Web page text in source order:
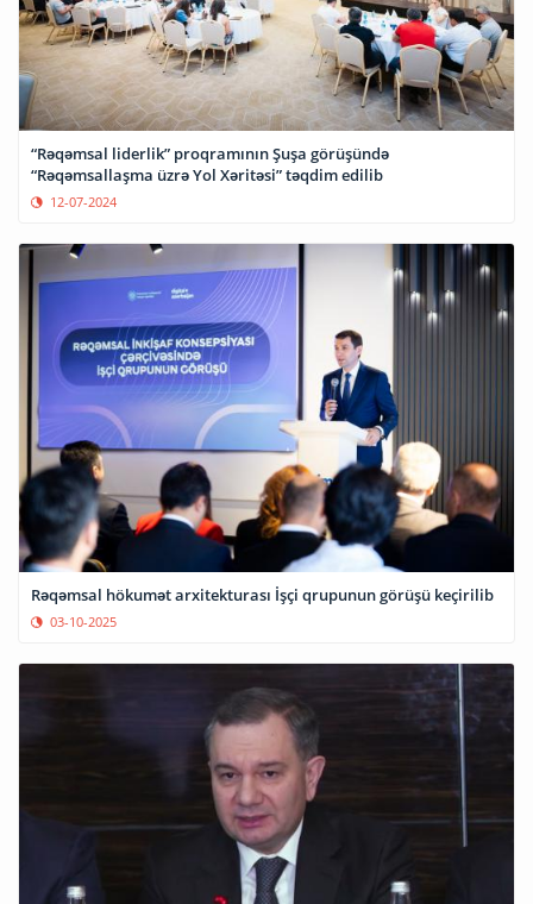
“Rəqəmsal liderlik” proqramının Şuşa görüşündə
“Rəqəmsallaşma üzrə Yol Xəritəsi” təqdim edilib
12-07-2024
Rəqəmsal hökumət arxitekturası İşçi qrupunun görüşü keçirilib
03-10-2025